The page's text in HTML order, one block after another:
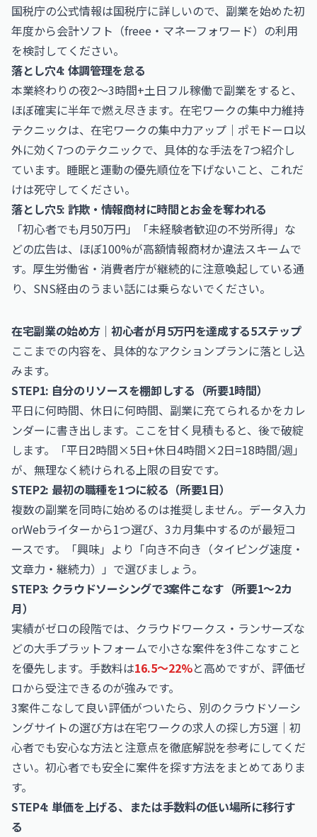
国税庁の公式情報は国税庁に詳しいので、副業を始めた初
年度から会計ソフト（freee・マネーフォワード）の利用
を検討してください。
落とし穴4: 体調管理を怠る
本業終わりの夜2〜3時間+土日フル稼働で副業をすると、
ほぼ確実に半年で燃え尽きます。在宅ワークの集中力維持
テクニックは、 在宅ワークの集中力アップ｜ポモドーロ以
外に効く7つのテクニックで、具体的な手法を7つ紹介し
ています。睡眠と運動の優先順位を下げないこと、これだ
けは死守してください。
落とし穴5: 詐欺・情報商材に時間とお金を奪われる
「初心者でも月50万円」「未経験者歓迎の不労所得」な
どの広告は、ほぼ100%が高額情報商材か違法スキームで
す。厚生労働省・消費者庁が継続的に注意喚起している通
り、SNS経由のうまい話には乗らないでください。
在宅副業の始め方｜初心者が月5万円を達成する5ステップ
ここまでの内容を、具体的なアクションプランに落とし込
みます。
STEP1: 自分のリソースを棚卸しする（所要1時間）
平日に何時間、休日に何時間、副業に充てられるかをカレ
ンダーに書き出します。ここを甘く見積もると、後で破綻
します。「平日2時間×5日+休日4時間×2日=18時間/週」
が、無理なく続けられる上限の目安です。
STEP2: 最初の職種を1つに絞る（所要1日）
複数の副業を同時に始めるのは推奨しません。データ入力
orWebライターから1つ選び、3カ月集中するのが最短コ
ースです。「興味」より「向き不向き（タイピング速度・
文章力・継続力）」で選びましょう。
STEP3: クラウドソーシングで3案件こなす（所要1〜2カ
月）
実績がゼロの段階では、クラウドワークス・ランサーズな
どの大手プラットフォームで小さな案件を3件こなすこと
を優先します。手数料は16.5〜22%と高めですが、評価ゼ
ロから受注できるのが強みです。
3案件こなして良い評価がついたら、別のクラウドソーシ
ングサイトの選び方は在宅ワークの求人の探し方5選｜初
心者でも安心な方法と注意点を徹底解説を参考にしてくだ
さい。初心者でも安全に案件を探す方法をまとめてありま
す。
STEP4: 単価を上げる、または手数料の低い場所に移行す
る